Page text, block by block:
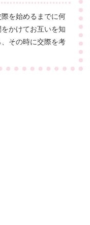
を始めるまでに何
かけてお互いを知
その時に交際を考